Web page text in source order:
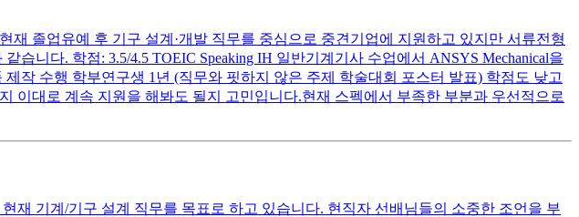
졸업유예 후 기구 설계·개발 직무를 중심으로 중견기업에 지원하고 있지만 서류전형
니다. 학점: 3.5/4.5 TOEIC Speaking IH 일반기계기사 수업에서 ANSYS Mechanical을
작 수행 학부연구생 1년 (직무와 핏하지 않은 주제 학술대회 포스터 발표) 학점도 낮고
이대로 계속 지원을 해봐도 될지 고민입니다.현재 스펙에서 부족한 부분과 우선적으로
재 기계/기구 설계 직무를 목표로 하고 있습니다. 현직자 선배님들의 소중한 조언을 부